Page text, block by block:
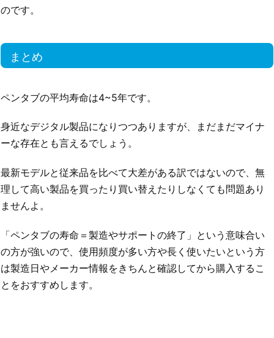
のです。
まとめ
ペンタブの平均寿命は4~5年です。
身近なデジタル製品になりつつありますが、まだまだマイナ
ーな存在とも言えるでしょう。
最新モデルと従来品を比べて大差がある訳ではないので、無
理して高い製品を買ったり買い替えたりしなくても問題あり
ませんよ。
「ペンタブの寿命＝製造やサポートの終了」という意味合い
の方が強いので、使用頻度が多い方や長く使いたいという方
は製造日やメーカー情報をきちんと確認してから購入するこ
とをおすすめします。